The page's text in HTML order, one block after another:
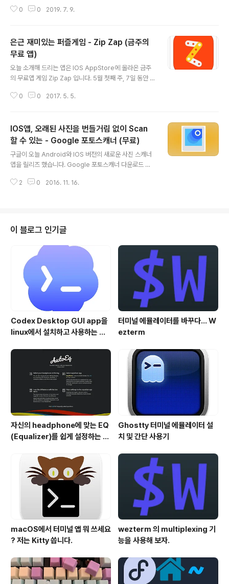
함께 애플에서 릴리즈한 유일한 iOS 게임으로 iPod Tou
되었었습니다. 오늘 새로 App Store에 등장한 2.0 버전
은 11년 전과 동일한 인터페이스를 갖추고 있지만, Retina
디스플레이를 지원하고, 게임 속 케릭터들과 그래픽의 품
질을 끌어 올렸으며, 최신 iOS에 맞게 64비트 버전으로 수
정되었습니다. 대신.. 용량이 과거 125MB에서 1.5GB로
높아졌다는 점!! 최소 요구 사항은 ..
0 0 2019. 7. 9.
은근 재미있는 퍼즐게임 - Zip Zap (금주의
무료 앱)
오늘 소개해 드리는 앱은 IOS AppStore에 올라온 금주
의 무료앱 게임 Zip Zap 입니다. 5월 첫째 주, 7일 동안 무
입니다. 다운로드 링크 Zip Zap (일시 무료) 뭐랄까. 무지
으셨다가.. 나중에 심심할 때 해 보시기 바랍니다. Full Lev
el을 즐기실 수 있으며, 광고나 별도의 인 앱 구매 같은거
없습니다. ^^
0 0 2017. 5. 5.
IOS앱, 오래된 사진을 번들거림 없이 Scan
할 수 있는 - Google 포토스캐너 (무료)
구글이 오늘 Android와 IOS 버전의 새로운 사진 스캐너
앱을 릴리즈 했습니다. Google 포토스캐너 다운로드 링
트 스캐너를 사용하거나, 혹은 판 스캐너를 통해 스캐닝을
를 이용하여 촬용을 하는 방법으로 디지털 복사본을 쉽게
얻을 수 있는데요, 일반적인 카메라로 실제 사진을 촬영하
는 것과의 차이점이라면, 주변 조명이 사진의 표명에 반사
되어 나오는 번들거림을 제거할 뿐 만 아니라, 정확히 수직
으로 찍지 않아도 스스로 사진의 기울기를 보정해 준다는
점 입니다. 사용 방..
2 0 2016. 11. 16.
이 블로그 인기글
Codex Desktop GUI app을
linux에서 설치하고 사용하는 방
터미널 에뮬레이터를 바꾸다... W
ezterm
자신의 headphone에 맞는 EQ
(Equalizer)를 쉽게 설정하는 방
Ghostty 터미널 에뮬레이터 설
치 및 간단 사용기
macOS에서 터미널 앱 뭐 쓰세요
? 저는 Kitty 씁니다.
wezterm 의 multiplexing 기
능을 사용해 보자.